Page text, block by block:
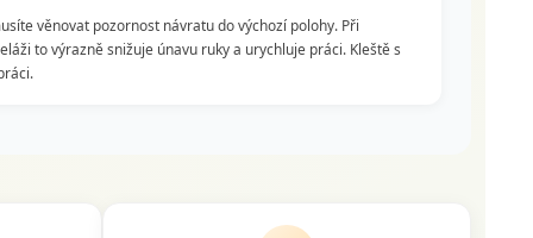
věnovat pozornost návratu do výchozí polohy. Při
to výrazně snižuje únavu ruky a urychluje práci. Kleště s